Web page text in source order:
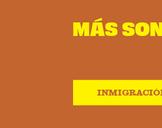
MÁS